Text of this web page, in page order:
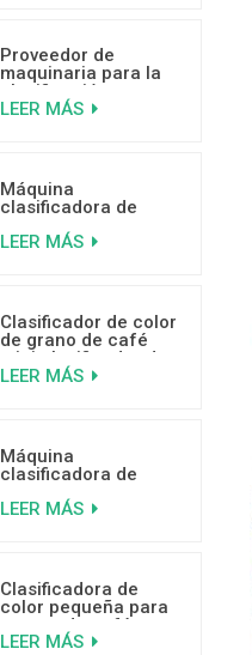
Proveedor de
maquinaria para la
clasificación por
color de cocos de
LEER MÁS
Máquina
clasificadora de
con IA y aprendizaje
LEER MÁS
Clasificador de color
de grano de café
mini clasificador de
color de venta
LEER MÁS
Máquina
clasificadora de
inteligente de 5
LEER MÁS
Clasificadora de
color pequeña para
granos de café a
bajo precio
LEER MÁS